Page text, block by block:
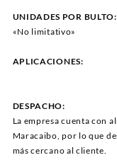
UNIDADES POR BULTO:
«No limitativo»
APLICACIONES:
DESPACHO:
La empresa cuenta con
Maracaibo, por lo que
más cercano al cliente.